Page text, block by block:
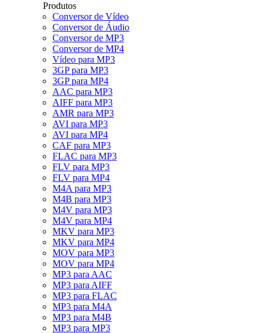
Produtos
Conversor de Vídeo
Conversor de Áudio
Conversor de MP3
Conversor de MP4
Vídeo para MP3
3GP para MP3
3GP para MP4
AAC para MP3
AIFF para MP3
AMR para MP3
AVI para MP3
AVI para MP4
CAF para MP3
FLAC para MP3
FLV para MP3
FLV para MP4
M4A para MP3
M4B para MP3
M4V para MP3
M4V para MP4
MKV para MP3
MKV para MP4
MOV para MP3
MOV para MP4
MP3 para AAC
MP3 para AIFF
MP3 para FLAC
MP3 para M4A
MP3 para M4B
MP3 para MP3